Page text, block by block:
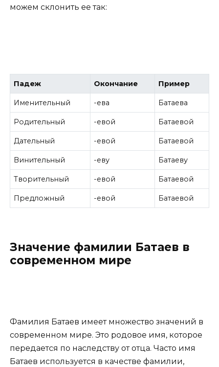
можем склонить ее так:
Падеж Окончание Пример
Именительный -ева Батаева
Родительный -евой Батаевой
Дательный -евой Батаевой
Винительный -еву Батаеву
Творительный -евой Батаевой
Предложный -евой Батаевой
Значение фамилии Батаев в
современном мире
Фамилия Батаев имеет множество значений в
современном мире. Это родовое имя, которое
передается по наследству от отца. Часто имя
Батаев используется в качестве фамилии,